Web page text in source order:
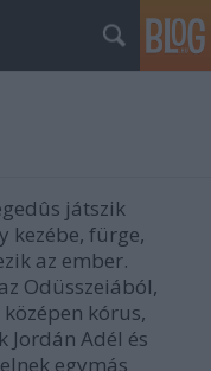
játszik
kezébe, fürge,
az ember.
Odüsszeiából,
kórus,
Jordán Adél és
egymás